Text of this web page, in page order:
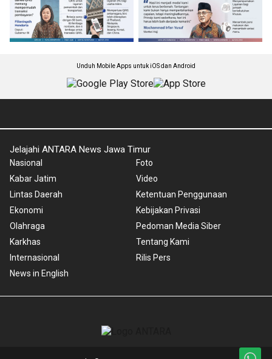
Unduh Mobile Apps untuk iOS dan Android
Jelajahi ANTARA News Jawa Timur
Nasional
Kabar Jatim
Lintas Daerah
Ekonomi
Olahraga
Karkhas
Internasional
News in English
Foto
Video
Ketentuan Penggunaan
Kebijakan Privasi
Pedoman Media Siber
Tentang Kami
Rilis Pers